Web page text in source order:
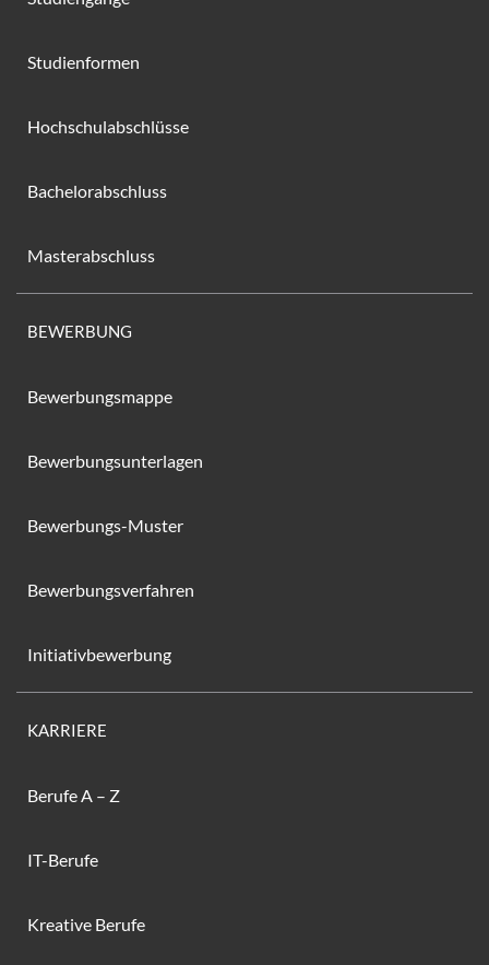
Studienformen
Hochschulabschlüsse
Bachelorabschluss
Masterabschluss
BEWERBUNG
Bewerbungsmappe
Bewerbungsunterlagen
Bewerbungs-Muster
Bewerbungsverfahren
Initiativbewerbung
KARRIERE
Berufe A – Z
IT-Berufe
Kreative Berufe